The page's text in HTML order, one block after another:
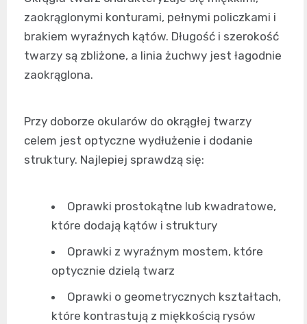
zaokrąglonymi konturami, pełnymi policzkami i
brakiem wyraźnych kątów. Długość i szerokość
twarzy są zbliżone, a linia żuchwy jest łagodnie
zaokrąglona.
Przy doborze okularów do okrągłej twarzy
celem jest optyczne wydłużenie i dodanie
struktury. Najlepiej sprawdzą się:
Oprawki prostokątne lub kwadratowe,
które dodają kątów i struktury
Oprawki z wyraźnym mostem, które
optycznie dzielą twarz
Oprawki o geometrycznych kształtach,
które kontrastują z miękkością rysów